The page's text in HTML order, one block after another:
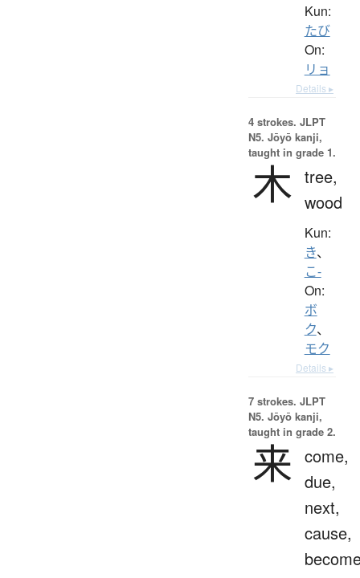
Kun:
たび
On:
リョ
Details ▸
4 strokes. JLPT
N5. Jōyō kanji,
taught in grade 1.
木 tree,
wood
Kun:
き、
こ-
On:
ボ
ク、
モク
Details ▸
7 strokes. JLPT
N5. Jōyō kanji,
taught in grade 2.
来 come,
due,
next,
cause,